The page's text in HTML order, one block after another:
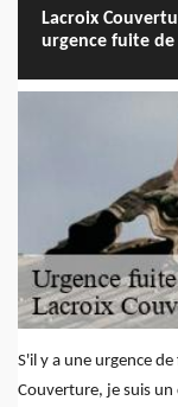
Lacroix
urgence fuite
S'il y a une urgence
Couverture, je suis